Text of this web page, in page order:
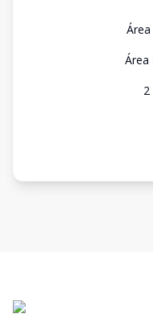
Área
2